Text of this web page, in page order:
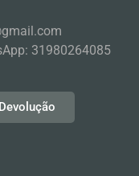
31980264085